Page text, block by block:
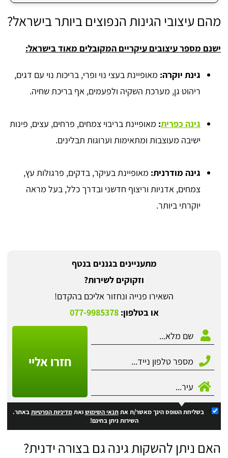
מהם עיצובי הגינות הנפוצים ביותר בישראל?
ישנם מספר עיצובים עיקריים המקובלים מאוד בישראל:
גינת יוקרה: מאופיינת בעצי נוי ופרי, בריכות נוי עם דגים,
ריהוט גן, מערכת השקיה ולפעמים, אף בריכת שחיה.
גינה כפרית: מאופיינת בריבוי צמחים, פרחים, עצים, פינות
ישיבה מעוצבות ומתאימות וערוגות תבלינים.
גינה מודרנית: מאופיינת בעיקר, בדקים, פרגולות עץ,
צמחים, אדניות וריצוף חדשני ובדרך כלל, בעל מראה
יוקרתי ביותר.
מתעניינים בגננים בנטף
וזקוקים לשירות?
השאירו פנייה ונחזור אליכם בהקדם!
או בטלפון:077-9985378
חזרו אליי
בשליחת הטופס הינך מאשר/ת אתתנאי השימושואתמדיניות הפרטיותבאתר.
השירות ניתן בחינם!
האם ניתן להשקות גינה גם בצורה ידנית?